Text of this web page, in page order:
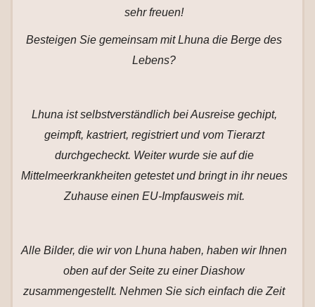
sehr freuen!
Besteigen Sie gemeinsam mit Lhuna die Berge des
Lebens?
Lhuna ist selbstverständlich bei Ausreise gechipt,
geimpft, kastriert, registriert und vom Tierarzt
durchgecheckt. Weiter wurde sie auf die
Mittelmeerkrankheiten getestet und bringt in ihr neues
Zuhause einen EU-Impfausweis mit.
Alle Bilder, die wir von Lhuna haben, haben wir Ihnen
oben auf der Seite zu einer Diashow
zusammengestellt. Nehmen Sie sich einfach die Zeit